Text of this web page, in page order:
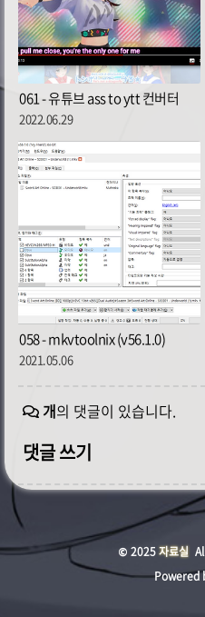
061 - 유튜브 ass to ytt 컨버터
2022.06.29
058 - mkvtoolnix (v56.1.0)
2021.05.06
개의 댓글이 있습니다.
댓글 쓰기
© 2025자료실
Powered